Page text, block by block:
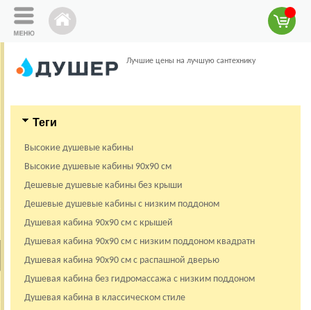
Лучшие цены на лучшую сантехнику
Теги
Высокие душевые кабины
Высокие душевые кабины 90х90 см
Дешевые душевые кабины без крыши
Дешевые душевые кабины с низким поддоном
Душевая кабина 90х90 см с крышей
Душевая кабина 90х90 см с низким поддоном квадратн
Душевая кабина 90х90 см с распашной дверью
Душевая кабина без гидромассажа с низким поддоном
Душевая кабина в классическом стиле